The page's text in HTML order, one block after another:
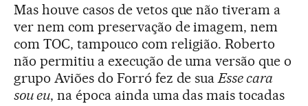
Mas houve casos de vetos que não tiveram a
ver nem com preservação de imagem, nem
com TOC, tampouco com religião. Roberto
não permitiu a execução de uma versão que o
grupo Aviões do Forró fez de sua Esse cara
sou eu, na época ainda uma das mais tocadas